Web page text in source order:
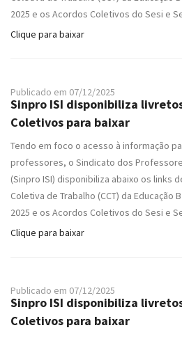
2025 e os Acordos Coletivos do Sesi e
Clique para baixar
Publicado em 07/12/2025
Sinpro ISI disponibiliza
Coletivos para baixar
Tendo em foco o acesso à informação
professores, o Sindicato dos
(Sinpro ISI) disponibiliza abaixo os links
Coletiva de Trabalho (CCT) da Educação
2025 e os Acordos Coletivos do Sesi e
Clique para baixar
Publicado em 07/12/2025
Sinpro ISI disponibiliza
Coletivos para baixar